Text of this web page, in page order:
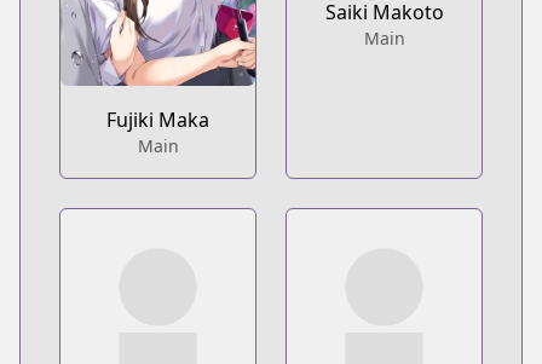
Fujiki Maka
Main
Saiki Makoto
Main